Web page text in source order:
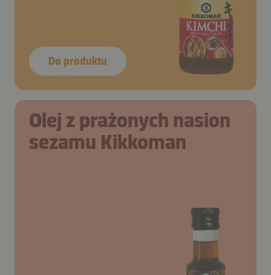
Do produktu
Olej z prażonych nasion
sezamu Kikkoman